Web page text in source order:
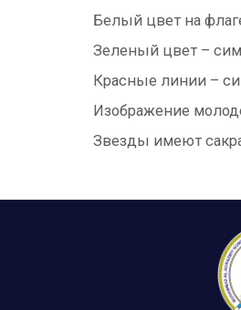
Белый цвет на
Зеленый цвет –
Красные линии –
Изображение
Звезды имеют